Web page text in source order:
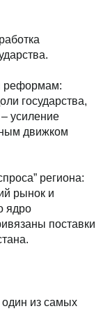
реформам:
государства,
усиление
движком
региона:
рынок и
ядро
поставки
один из самых